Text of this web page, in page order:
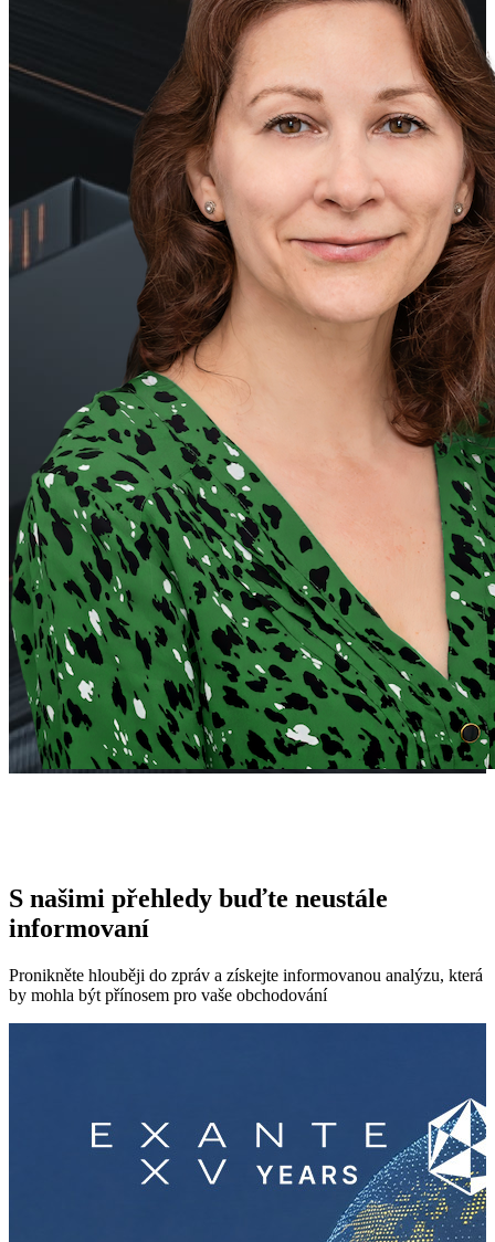
S našimi přehledy buďte neustále
informovaní
Pronikněte hlouběji do zpráv a získejte informovanou analýzu, která
by mohla být přínosem pro vaše obchodování